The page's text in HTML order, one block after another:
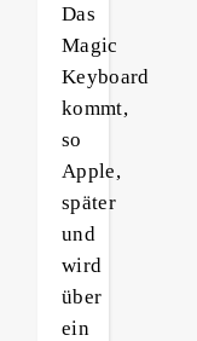
Das
Magic
Keyboard
kommt,
so
Apple,
später
und
wird
über
ein